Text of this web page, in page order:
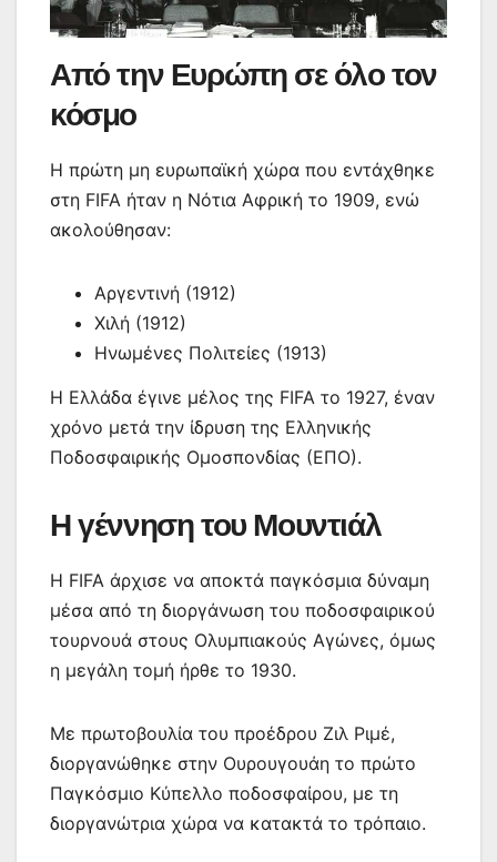
Από την Ευρώπη σε όλο τον
κόσμο
Η πρώτη μη ευρωπαϊκή χώρα που εντάχθηκε
στη FIFA ήταν η Νότια Αφρική το 1909, ενώ
ακολούθησαν:
Αργεντινή (1912)
Χιλή (1912)
Ηνωμένες Πολιτείες (1913)
Η Ελλάδα έγινε μέλος της FIFA το 1927, έναν
χρόνο μετά την ίδρυση της Ελληνικής
Ποδοσφαιρικής Ομοσπονδίας (ΕΠΟ).
Η γέννηση του Μουντιάλ
Η FIFA άρχισε να αποκτά παγκόσμια δύναμη
μέσα από τη διοργάνωση του ποδοσφαιρικού
τουρνουά στους Ολυμπιακούς Αγώνες, όμως
η μεγάλη τομή ήρθε το 1930.
Με πρωτοβουλία του προέδρου Ζιλ Ριμέ,
διοργανώθηκε στην Ουρουγουάη το πρώτο
Παγκόσμιο Κύπελλο ποδοσφαίρου, με τη
διοργανώτρια χώρα να κατακτά το τρόπαιο.